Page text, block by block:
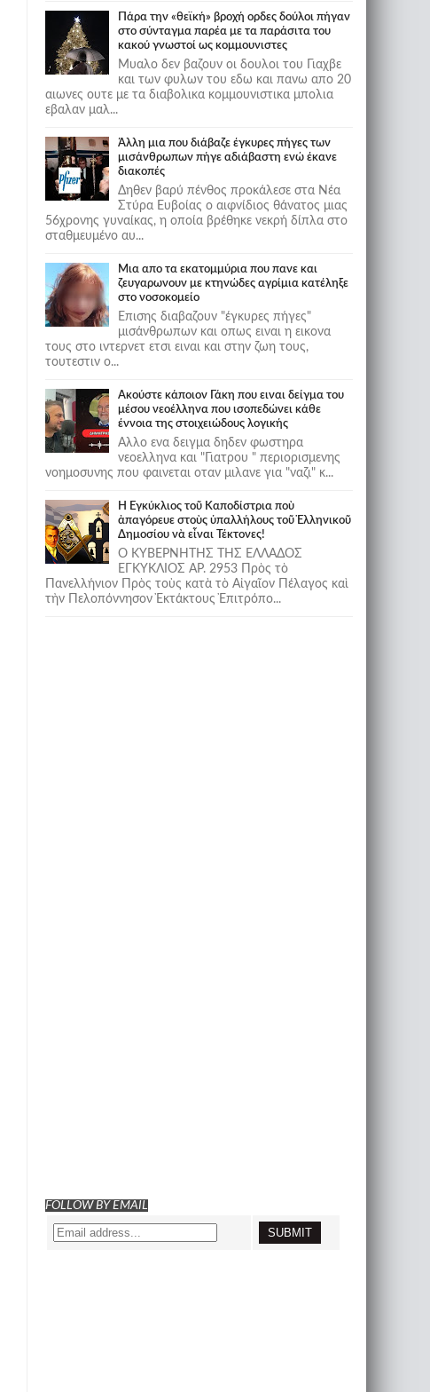
Πάρα την «θεϊκή» βροχή ορδες δούλοι πήγαν
στο σύνταγμα παρέα με τα παράσιτα του
κακού γνωστοί ως κομμουνιστες
Μυαλο δεν βαζουν οι δουλοι του Γιαχβε
και των φυλων του εδω και πανω απο 20
αιωνες ουτε με τα διαβολικα κομμουνιστικα μπολια
εβαλαν μαλ...
Άλλη μια που διάβαζε έγκυρες πήγες των
μισάνθρωπων πήγε αδιάβαστη ενώ έκανε
διακοπές
Δηθεν βαρύ πένθος προκάλεσε στα Νέα
Στύρα Ευβοίας ο αιφνίδιος θάνατος μιας
56χρονης γυναίκας, η οποία βρέθηκε νεκρή δίπλα στο
σταθμευμένο αυ...
Μια απο τα εκατομμύρια που πανε και
ζευγαρωνουν με κτηνώδες αγρίμια κατέληξε
στο νοσοκομείο
Επισης διαβαζουν "έγκυρες πήγες"
μισάνθρωπων και οπως ειναι η εικονα
τους στο ιντερνετ ετσι ειναι και στην ζωη τους,
τουτεστιν ο...
Ακούστε κάποιον Γάκη που ειναι δείγμα του
μέσου νεοέλληνα που ισοπεδώνει κάθε
έννοια της στοιχειώδους λογικής
Αλλο ενα δειγμα δηδεν φωστηρα
νεοελληνα και "Γιατρου " περιορισμενης
νοημοσυνης που φαινεται οταν μιλανε για "ναζι" κ...
Ἡ Ἐγκύκλιος τοῦ Καποδίστρια ποὺ
ἀπαγόρευε στοὺς ὑπαλλήλους τοῦ Ἑλληνικοῦ
Δημοσίου νὰ εἶναι Τέκτονες!
Ο ΚΥΒΕΡΝΗΤΗΣ ΤΗΣ ΕΛΛΑΔΟΣ
ΕΓΚΥΚΛΙΟΣ ΑΡ. 2953 Πρὸς τὸ
Πανελλήνιον Πρὸς τοὺς κατὰ τὸ Αἰγαῖον Πέλαγος καὶ
τὴν Πελοπόννησον Ἐκτάκτους Ἐπιτρόπο...
FOLLOW BY EMAIL